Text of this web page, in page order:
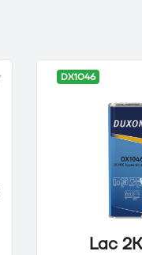
Lac
DX1046